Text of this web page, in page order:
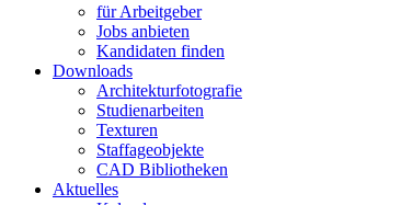
für Arbeitgeber
Jobs anbieten
Kandidaten finden
Downloads
Architekturfotografie
Studienarbeiten
Texturen
Staffageobjekte
CAD Bibliotheken
Aktuelles